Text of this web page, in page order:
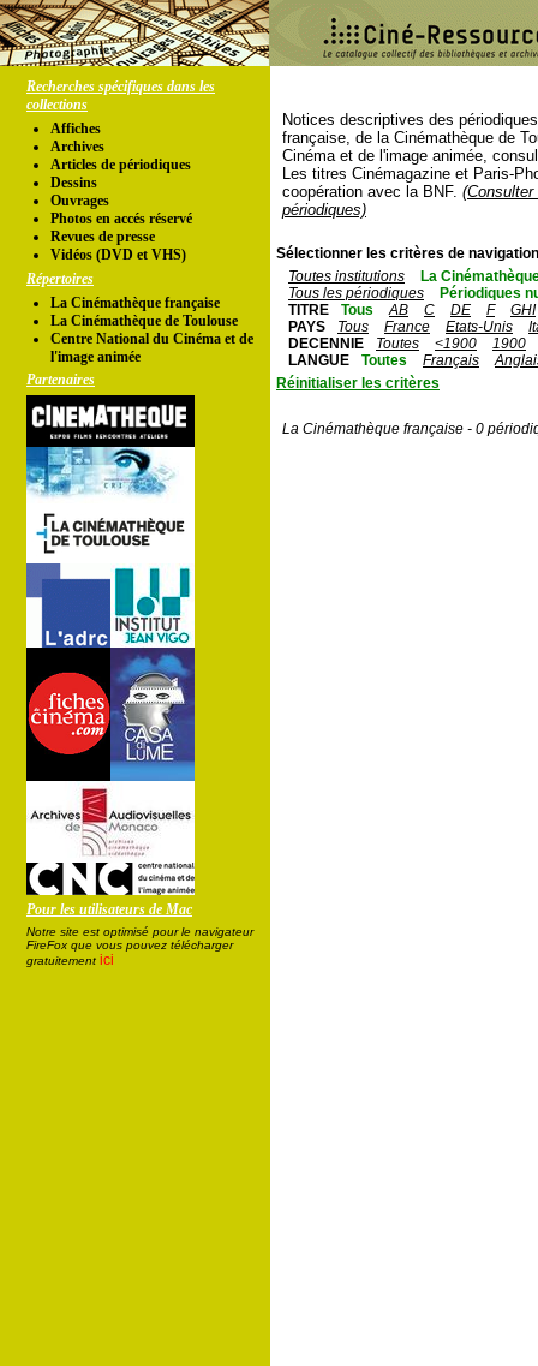
Recherches spécifiques dans les
collections
Affiches
Archives
Articles de périodiques
Dessins
Ouvrages
Photos en accés réservé
Revues de presse
Vidéos (DVD et VHS)
Répertoires
La Cinémathèque française
La Cinémathèque de Toulouse
Centre National du Cinéma et de
l'image animée
Partenaires
Pour les utilisateurs de Mac
Notre site est optimisé pour le navigateur
FireFox que vous pouvez télécharger
gratuitement ici
Notices descriptives des
française, de la Cinémathèque de
Cinéma et de l'image animée,
Les titres Cinémagazine et Paris-
coopération avec la BNF.
périodiques)
Sélectionner les critères de
Toutes institutions
La
Tous les périodiques
Périodiques
TITRE
Tous AB C DE F
GHI
PAYS
Tous France Etats-Unis
DECENNIE
Toutes <1900
1900
LANGUE
Toutes Français
Réinitialiser les critères
La Cinémathèque française - 0